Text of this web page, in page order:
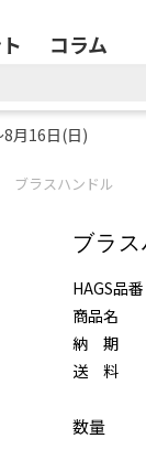
コラム
月16日(日)
ブラスハンドル
ブラ
HAGS品番
商品名
納 期
送 料
数量